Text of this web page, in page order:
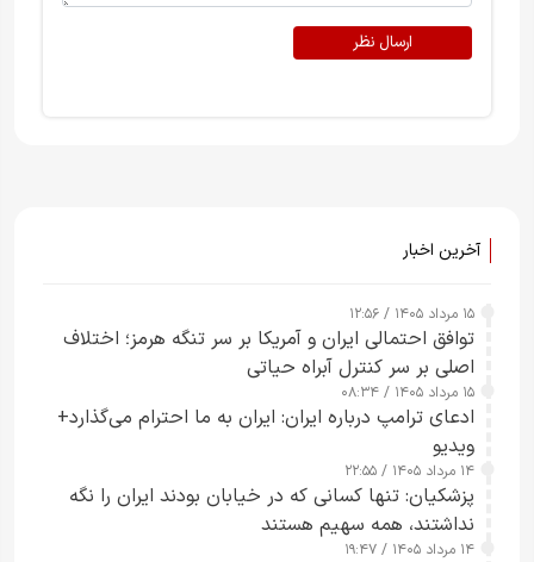
ارسال نظر
آخرین اخبار
۱۵ مرداد ۱۴۰۵ / ۱۲:۵۶
توافق احتمالی ایران و آمریکا بر سر تنگه هرمز؛ اختلاف
اصلی بر سر کنترل آبراه حیاتی
۱۵ مرداد ۱۴۰۵ / ۰۸:۳۴
ادعای ترامپ درباره ایران: ایران به ما احترام می‌گذارد+
ویدیو
۱۴ مرداد ۱۴۰۵ / ۲۲:۵۵
پزشکیان: تنها کسانی که در خیابان بودند ایران را نگه
نداشتند، همه سهیم هستند
۱۴ مرداد ۱۴۰۵ / ۱۹:۴۷